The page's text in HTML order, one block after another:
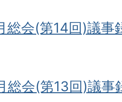
総会(第14回)議事
総会(第13回)議事